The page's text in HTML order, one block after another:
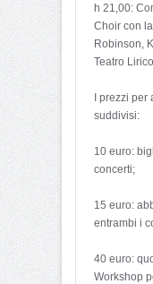
h 21,00:
Choir con
Robinson,
Teatro
I prezzi per
suddivisi:
10 euro:
concerti;
15 euro:
entrambi i
40 euro:
Workshop